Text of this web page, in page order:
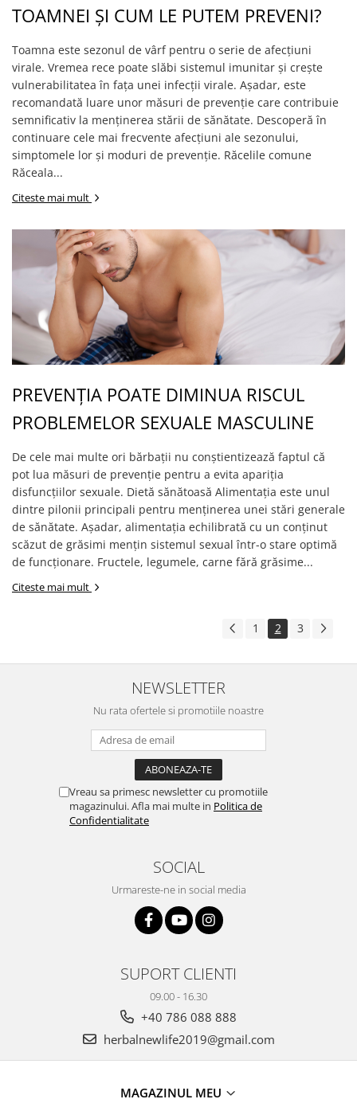
TOAMNEI ȘI CUM LE PUTEM PREVENI?
Toamna este sezonul de vârf pentru o serie de afecțiuni
virale. Vremea rece poate slăbi sistemul imunitar și crește
vulnerabilitatea în fața unei infecții virale. Așadar, este
recomandată luare unor măsuri de prevenție care contribuie
semnificativ la menținerea stării de sănătate. Descoperă în
continuare cele mai frecvente afecțiuni ale sezonului,
simptomele lor și moduri de prevenție. Răcelile comune
Răceala...
Citeste mai mult
PREVENȚIA POATE DIMINUA RISCUL
PROBLEMELOR SEXUALE MASCULINE
De cele mai multe ori bărbații nu conștientizează faptul că
pot lua măsuri de prevenție pentru a evita apariția
disfuncțiilor sexuale. Dietă sănătoasă Alimentația este unul
dintre pilonii principali pentru menținerea unei stări generale
de sănătate. Așadar, alimentația echilibrată cu un conținut
scăzut de grăsimi mențin sistemul sexual într-o stare optimă
de funcționare. Fructele, legumele, carne fără grăsime...
Citeste mai mult
1 2 3
NEWSLETTER
Nu rata ofertele si promotiile noastre
Vreau sa primesc newsletter cu promotiile
magazinului. Afla mai multe in Politica de
Confidentialitate
SOCIAL
Urmareste-ne in social media
SUPORT CLIENTI
09.00 - 16.30
+40 786 088 888
herbalnewlife2019@gmail.com
MAGAZINUL MEU